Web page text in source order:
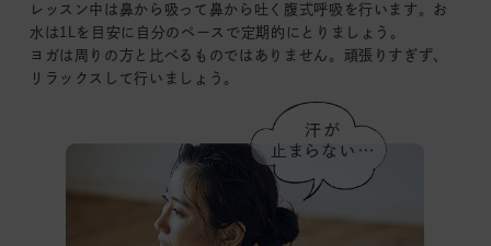
レッスン中は鼻から吸って鼻から吐く腹式呼吸を行います。お
水は1Lを目安に自分のペースで定期的にとりましょう。
ヨガは周りの方と比べるものではありません。頑張りすぎず、
リラックスして行いましょう。